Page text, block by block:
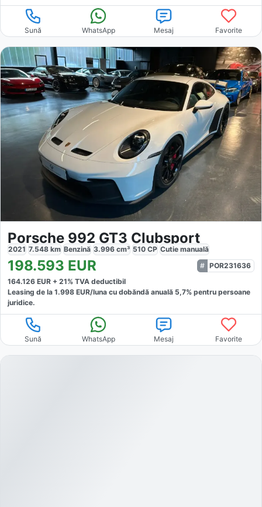
Sună WhatsApp Mesaj Favorite
Porsche 992 GT3 Clubsport
2021 7.548 km Benzină 3.996 cm³ 510 CP Cutie manuală
198.593 EUR
POR231636
164.126 EUR + 21% TVA deductibil
Leasing de la 1.998 EUR/luna cu dobăndă anuală 5,7% pentru persoane
juridice.
Sună WhatsApp Mesaj Favorite